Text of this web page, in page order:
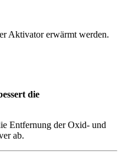
Aktivator erwärmt werden.
die
Entfernung der Oxid- und
ab.